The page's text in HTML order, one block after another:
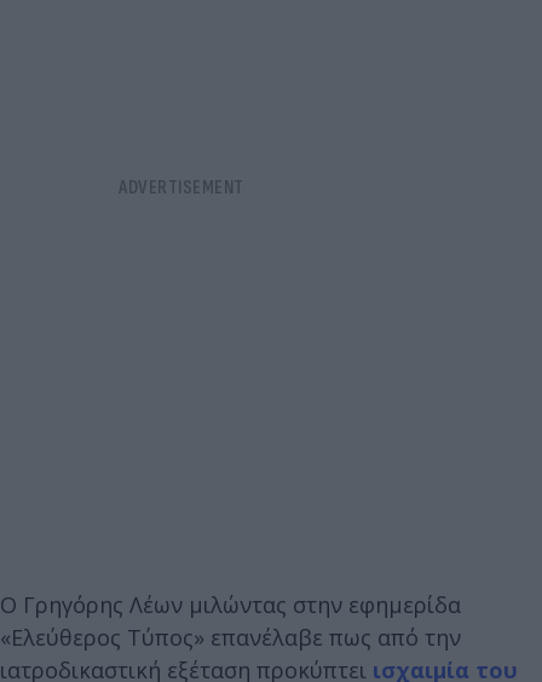
Ο Γρηγόρης Λέων μιλώντας στην εφημερίδα
«Ελεύθερος Τύπος» επανέλαβε πως από την
ιατροδικαστική εξέταση προκύπτει ισχαιμία του